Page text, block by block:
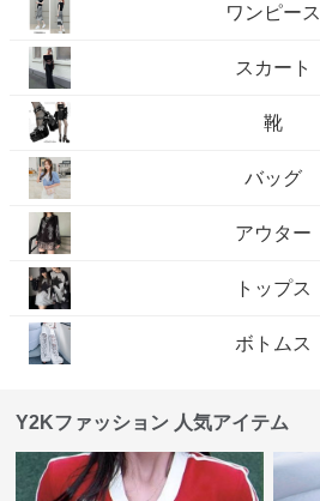
ワンピース
スカート
靴
バッグ
アウター
トップス
ボトムス
Y2Kファッション 人気アイテム